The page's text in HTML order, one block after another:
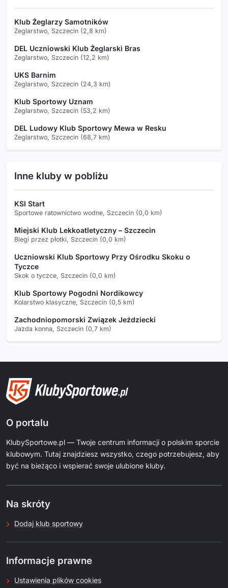
Klub Żeglarzy Samotników
Żeglarstwo, Szczecin (2,8 km)
DEL Uczniowski Klub Żeglarski Bras
Żeglarstwo, Szczecin (12,2 km)
UKS Barnim
Żeglarstwo, Szczecin (24,3 km)
Klub Sportowy Uznam
Żeglarstwo, Szczecin (53,2 km)
DEL Ludowy Klub Sportowy Mewa w Resku
Żeglarstwo, Szczecin (68,7 km)
Inne kluby w pobliżu
KSI Start
Sportowe ratownictwo wodne, Szczecin (0,0 km)
Miejski Klub Lekkoatletyczny – Szczecin
Biegi przez płotki, Szczecin (0,0 km)
Uczniowski Klub Sportowy Przy Ośrodku Skoku o
Tyczce
Skok o tyczce, Szczecin (0,0 km)
Klub Sportowy Pogodni Nordikowcy
Kolarstwo klasyczne, Szczecin (0,5 km)
Zachodniopomorski Związek Jeździecki
Jazda konna, Szczecin (0,7 km)
O portalu
KlubySportowe.pl — Twoje centrum informacji o polskim sporcie
klubowym. Tutaj znajdziesz wszystko, czego potrzebujesz, aby
być na bieżąco i wspierać swoje ulubione kluby.
Na skróty
Dodaj klub sportowy
Informacje prawne
Ustawienia plików cookies